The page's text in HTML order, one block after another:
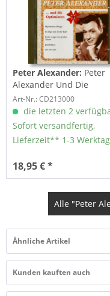
Peter Alexander: Peter
Alexander Und Die
Optimisten (CD)
Art-Nr.: CD213000
die letzten 2
Sofort versandfertig,
Lieferzeit** 1-3
18,95 € *
Alle "Peter
Ähnliche Artikel
Kunden kauften auch